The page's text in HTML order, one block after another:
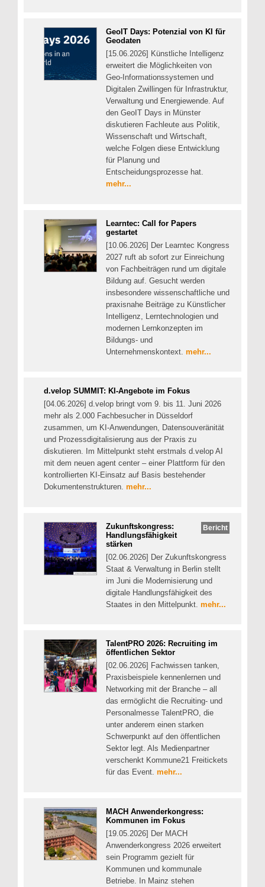
GeoIT Days: Potenzial von KI für
Geodaten
[15.06.2026] Künstliche Intelligenz
erweitert die Möglichkeiten von
Geo-Informationssystemen und
Digitalen Zwillingen für Infrastruktur,
Verwaltung und Energiewende. Auf
den GeoIT Days in Münster
diskutieren Fachleute aus Politik,
Wissenschaft und Wirtschaft,
welche Folgen diese Entwicklung
für Planung und
Entscheidungsprozesse hat.
mehr...
Learntec: Call for Papers
gestartet
[10.06.2026] Der Learntec Kongress
2027 ruft ab sofort zur Einreichung
von Fachbeiträgen rund um digitale
Bildung auf. Gesucht werden
insbesondere wissenschaftliche und
praxisnahe Beiträge zu Künstlicher
Intelligenz, Lerntechnologien und
modernen Lernkonzepten im
Bildungs- und
Unternehmenskontext. mehr...
d.velop SUMMIT: KI-Angebote im Fokus
[04.06.2026] d.velop bringt vom 9. bis 11. Juni 2026
mehr als 2.000 Fachbesucher in Düsseldorf
zusammen, um KI-Anwendungen, Datensouveränität
und Prozessdigitalisierung aus der Praxis zu
diskutieren. Im Mittelpunkt steht erstmals d.velop AI
mit dem neuen agent center – einer Plattform für den
kontrollierten KI-Einsatz auf Basis bestehender
Dokumentenstrukturen. mehr...
Bericht
Zukunftskongress:
Handlungsfähigkeit
stärken
[02.06.2026] Der Zukunftskongress
Staat & Verwaltung in Berlin stellt
im Juni die Modernisierung und
digitale Handlungsfähigkeit des
Staates in den Mittelpunkt. mehr...
TalentPRO 2026: Recruiting im
öffentlichen Sektor
[02.06.2026] Fachwissen tanken,
Praxisbeispiele kennenlernen und
Networking mit der Branche – all
das ermöglicht die Recruiting- und
Personalmesse TalentPRO, die
unter anderem einen starken
Schwerpunkt auf den öffentlichen
Sektor legt. Als Medienpartner
verschenkt Kommune21 Freitickets
für das Event. mehr...
MACH Anwenderkongress:
Kommunen im Fokus
[19.05.2026] Der MACH
Anwenderkongress 2026 erweitert
sein Programm gezielt für
Kommunen und kommunale
Betriebe. In Mainz stehen